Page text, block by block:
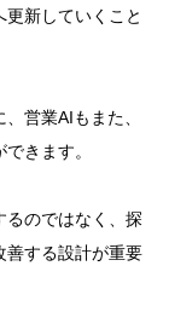
新していくこと
営業AIもまた、
きます。
るのではなく、探
善する設計が重要